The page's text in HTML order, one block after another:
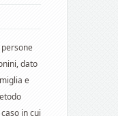
persone
dato
e
in cui